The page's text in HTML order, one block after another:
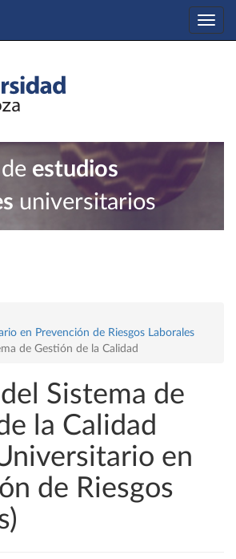
estudios
universitarios
en Prevención de Riesgos Laborales
de Gestión de la Calidad
Sistema de
la Calidad
en
de Riesgos